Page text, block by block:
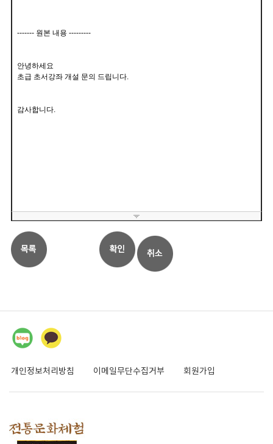
개인정보처리방침 이메일무단수집거부 회원가입